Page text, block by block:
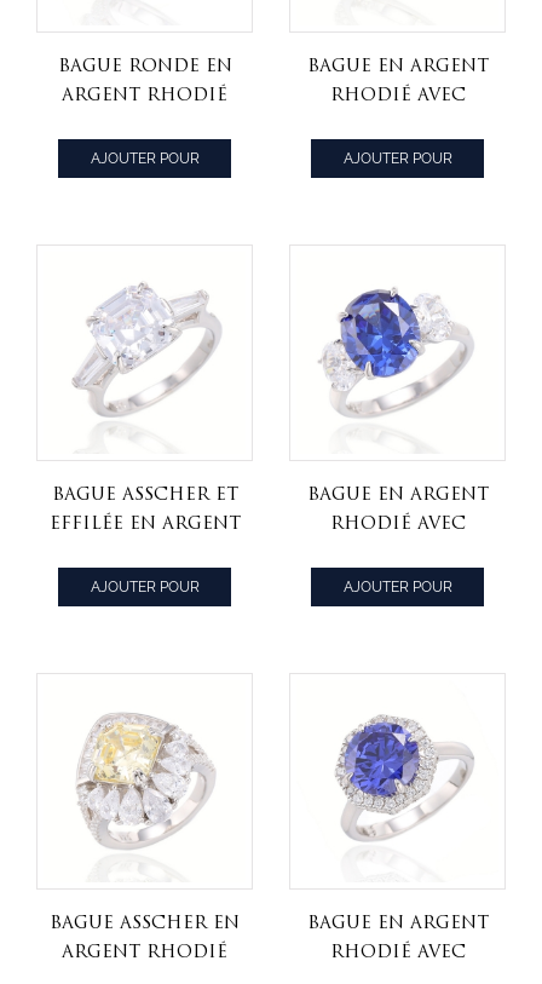
Bague ronde en
argent rhodié
et zircon
cubique blanc
AJOUTER POUR
Bague en argent
rhodié avec
forme ovale
jaune et rond
zircon cubique
AJOUTER POUR
Bague Asscher et
effilée en argent
zircon cubique
blanc
AJOUTER POUR
Bague en argent
rhodié avec
zircon cubique
blanc de forme
AJOUTER POUR
Bague Asscher en
argent rhodié
Bague en argent
rhodié avec